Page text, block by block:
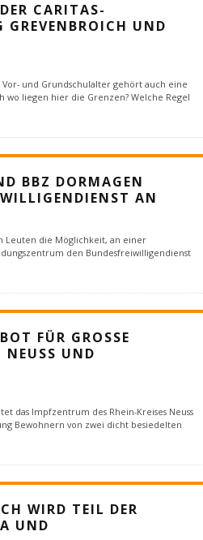
CARITAS-
UND
und Grundschulalter gehört auch eine
wo liegen hier die Grenzen? Welche Regel
BBZ DORMAGEN
AN
Leuten die Möglichkeit, an einer
den Bundesfreiwilligendienst
FÜR GROSSE W
UND G
das Impfzentrum des Rhein-Kreises Neuss
Bewohnern von zwei dicht besiedelten
WIRD TEIL DER
UND